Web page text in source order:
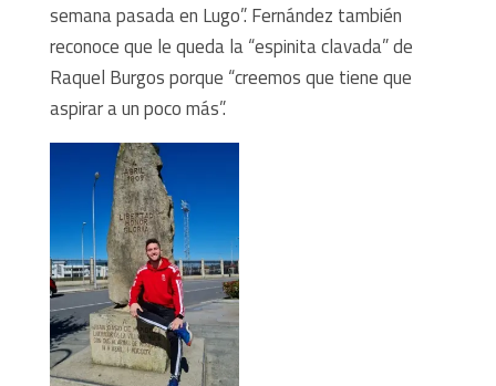
semana pasada en Lugo”. Fernández también
reconoce que le queda la “espinita clavada” de
Raquel Burgos porque “creemos que tiene que
aspirar a un poco más”.